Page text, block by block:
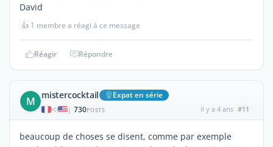
David
👍 1 membre a réagi à ce message
Réagir Répondre
M mistercocktail Expat en série
| 730POSTS il y a 4 ans #11
beaucoup de choses se disent, comme par exemple